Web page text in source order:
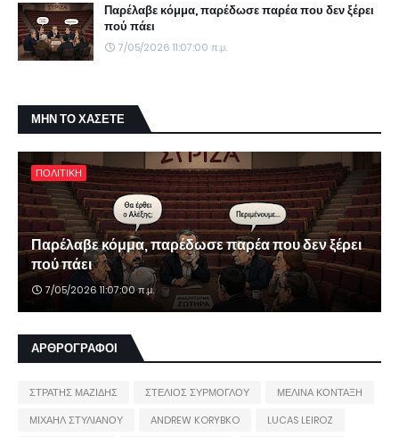
Παρέλαβε κόμμα, παρέδωσε παρέα που δεν ξέρει
πού πάει
7/05/2026 11:07:00 π.μ.
ΜΗΝ ΤΟ ΧΑΣΕΤΕ
ΠΟΛΙΤΙΚΗ
Παρέλαβε κόμμα, παρέδωσε παρέα που δεν ξέρει
πού πάει
7/05/2026 11:07:00 π.μ.
ΑΡΘΡΟΓΡΑΦΟΙ
ΣΤΡΑΤΗΣ ΜΑΖΙΔΗΣ ΣΤΕΛΙΟΣ ΣΥΡΜΟΓΛΟΥ
ΜΕΛΙΝΑ ΚΟΝΤΑΞΗ
ΜΙΧΑΗΛ ΣΤΥΛΙΑΝΟΥ
ANDREW KORYBKO
LUCAS LEIROZ